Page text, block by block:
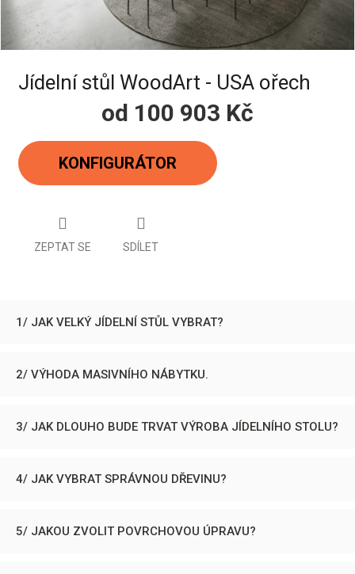
Jídelní stůl WoodArt - USA ořech
od 100 903 Kč
Měrná
cena:
KONFIGURÁTOR
ZEPTAT SE SDÍLET
1/ JAK VELKÝ JÍDELNÍ STŮL VYBRAT?
2/ VÝHODA MASIVNÍHO NÁBYTKU.
3/ JAK DLOUHO BUDE TRVAT VÝROBA JÍDELNÍHO STOLU?
4/ JAK VYBRAT SPRÁVNOU DŘEVINU?
5/ JAKOU ZVOLIT POVRCHOVOU ÚPRAVU?